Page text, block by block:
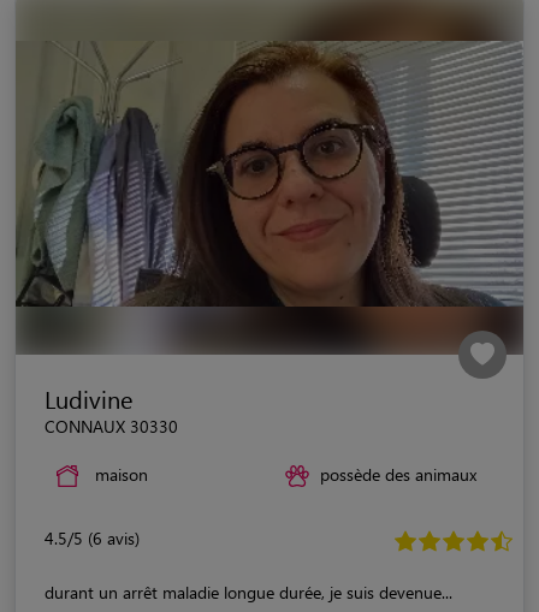
Ludivine
CONNAUX 30330
maison possède des animaux
4.5/5 (6 avis)
durant un arrêt maladie longue durée, je suis devenue...